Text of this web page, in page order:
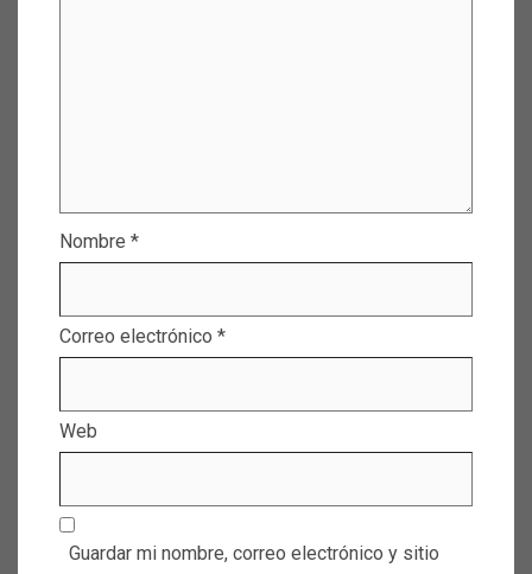
Nombre *
Correo electrónico *
Web
Guardar mi nombre, correo electrónico y sitio